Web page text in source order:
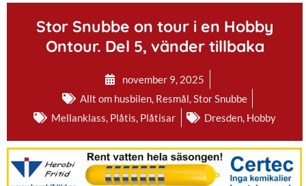
Stor Snubbe on tour i en Hobby
Ontour. Del 5, vänder tillbaka
november 9, 2025
Allt om husbilen, Resmål,Stor Snubbe
Mellanklass, Plåtis, Plåtisar Dresden, Hobby